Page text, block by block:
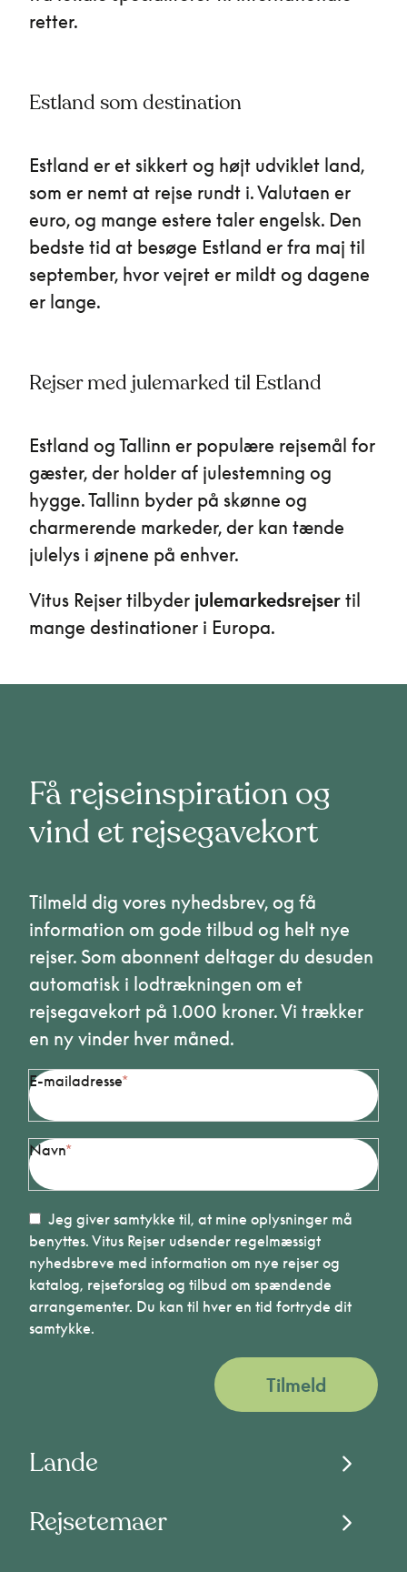
retter.
Estland som destination
Estland er et sikkert og højt udviklet land,
som er nemt at rejse rundt i. Valutaen er
euro, og mange estere taler engelsk. Den
bedste tid at besøge Estland er fra maj til
september, hvor vejret er mildt og dagene
er lange.
Rejser med julemarked til Estland
Estland og Tallinn er populære rejsemål for
gæster, der holder af julestemning og
hygge. Tallinn byder på skønne og
charmerende markeder, der kan tænde
julelys i øjnene på enhver.
Vitus Rejser tilbyder julemarkedsrejser til
mange destinationer i Europa.
Få rejseinspiration og
vind et rejsegavekort
Tilmeld dig vores nyhedsbrev, og få
information om gode tilbud og helt nye
rejser. Som abonnent deltager du desuden
automatisk i lodtrækningen om et
rejsegavekort på 1.000 kroner. Vi trækker
en ny vinder hver måned.
E-mailadresse
Navn
Jeg giver samtykke til, at mine oplysninger må
benyttes. Vitus Rejser udsender regelmæssigt
nyhedsbreve med information om nye rejser og
katalog, rejseforslag og tilbud om spændende
arrangementer. Du kan til hver en tid fortryde dit
samtykke.
Tilmeld
Lande
Rejsetemaer